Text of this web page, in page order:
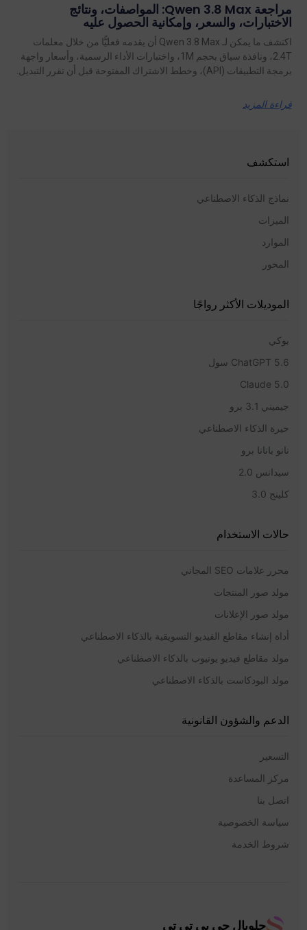
مراجعة Qwen 3.8 Max: المواصفات، ونتائج
الاختبارات، والسعر، وإمكانية الحصول عليه
اكتشف ما يمكن لـ Qwen 3.8 Max أن يقدمه فعليًّا من خلال معلمات
2.4T، ونافذة سياق بحجم 1M، واختبارات الأداء الرسمية، وأسعار واجهة
برمجة التطبيقات (API)، وخطط الاشتراك المفتوحة قبل أن تقرر التبديل.
قراءة المزيد
استكشف
نماذج الذكاء الاصطناعي
الميزات
الموارد
المحور
الموديلات الأكثر رواجًا
يوكي
ChatGPT 5.6 سول
Claude 5.0
جيميني 3.1 برو
حيرة الذكاء الاصطناعي
نانو بانانا برو
سيدانس 2.0
كلينج 3.0
حالات الاستخدام
محرر علامات SEO المجاني
مولد صور المنتجات
مولد صور الإعلانات
أداة إنشاء مقاطع الفيديو التسويقية بالذكاء الاصطناعي
مولد مقاطع فيديو يوتيوب بالذكاء الاصطناعي
مولد البودكاست بالذكاء الاصطناعي
الدعم والشؤون القانونية
التسعير
مركز المساعدة
اتصل بنا
سياسة الخصوصية
شروط الخدمة
جلوبال جي بي تي تي